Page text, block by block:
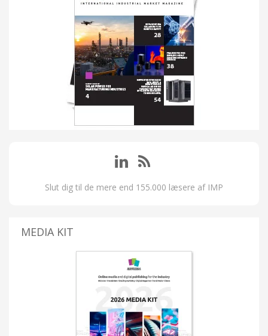
Slut dig til de mere end 155.000 læsere af IMP
MEDIA KIT